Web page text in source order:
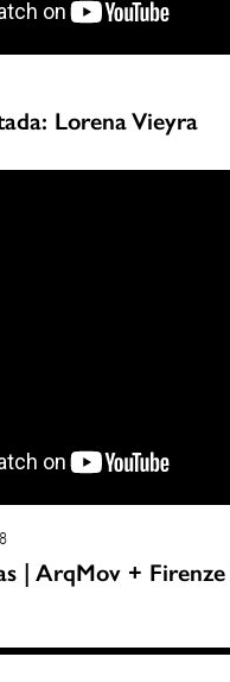
Lorena Vieyra
| ArqMov +